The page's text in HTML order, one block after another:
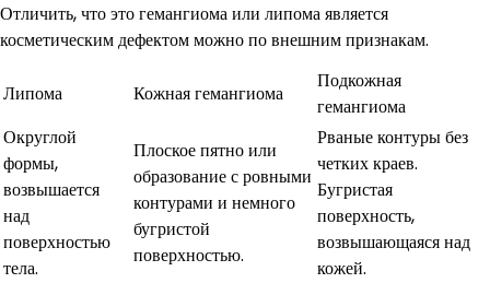
Отличить, что это гемангиома или липома является
косметическим дефектом можно по внешним признакам.
Липома Кожная гемангиома
Подкожная
гемангиома
Округлой
формы,
возвышается
над
поверхностью
тела.
Плоское пятно или
образование с ровными
контурами и немного
бугристой
поверхностью.
Рваные контуры без
четких краев.
Бугристая
поверхность,
возвышающаяся над
кожей.